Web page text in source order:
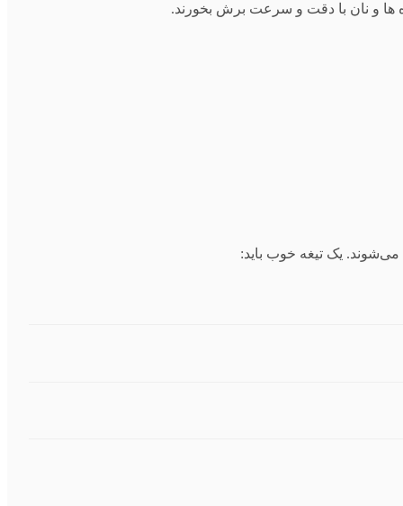
ها و نان با دقت و سرعت برش بخورند.
می‌شوند. یک تیغه خوب باید: